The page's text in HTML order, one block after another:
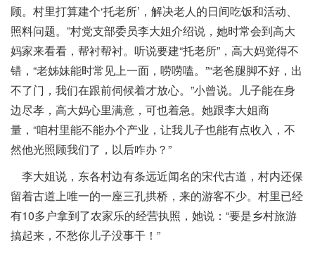
顾。村里打算建个‘托老所’，解决老人的日间吃饭和活动、
照料问题。”村党支部委员李大姐介绍说，她时常会到高大
妈家来看看，帮衬帮衬。听说要建“托老所”，高大妈觉得不
错，“老姊妹能时常见上一面，唠唠嗑。”“老爸腿脚不好，出
不了门，我们在跟前伺候着才放心。”小曾说。儿子能在身
边尽孝，高大妈心里满意，可也着急。她跟李大姐商
量，“咱村里能不能办个产业，让我儿子也能有点收入，不
然他光照顾我们了，以后咋办？”
李大姐说，东各村边有条远近闻名的宋代古道，村内还保
留着古道上唯一的一座三孔拱桥，来的游客不少。村里已经
有10多户拿到了农家乐的经营执照，她说：“要是乡村旅游
搞起来，不愁你儿子没事干！”